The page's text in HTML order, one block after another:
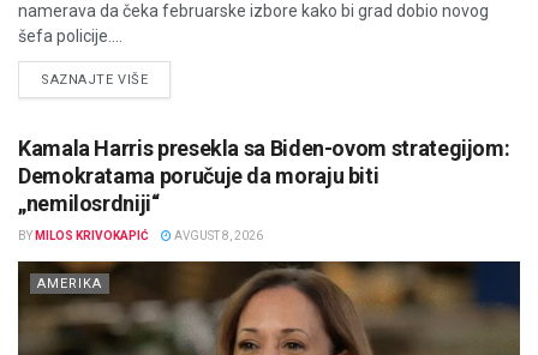
namerava da čeka februarske izbore kako bi grad dobio novog
šefa policije....
SAZNAJTE VIŠEDETAILS
Kamala Harris presekla sa Biden-ovom strategijom:
Demokratama poručuje da moraju biti
„nemilosrdniji“
BY MILOS KRIVOKAPIĆ AVGUST 8, 2026
AMERIKA